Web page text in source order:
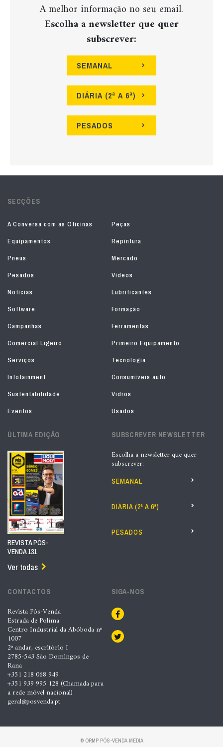
A melhor informação no seu email.
Escolha a newsletter que quer
subscrever:
SEMANAL
DIÁRIA (2ª A 6ª)
PESADOS
SECÇÕES
À Conversa com as Oficinas
Peças
Equipamentos
Repintura
Pneus
Mercado
Pesados
Vídeos
Notícias
Lubrificantes
Software
Formação
Campanhas
Ferramentas
Comercial Ligeiro
Primeiro Equipamento
Serviços
Tecnologia
Infotainment
Consumíveis auto
Sustentabilidade
Vidros
Eventos
Usados
ÚLTIMA EDIÇÃO
REVISTA PÓS-
VENDA 131
Ver todas
SUBSCREVER NEWSLETTER
Escolha a newsletter que quer
subscrever:
SEMANAL
DIÁRIA (2ª A 6ª)
PESADOS
CONTACTOS
Revista Pós-Venda
Estrada de Polima
Centro Industrial da Abóboda nº
1007
2º andar, escritório I
2785-543 São Domingos de
Rana
+351 218 068 949
+351 939 995 128 (Chamada para
a rede móvel nacional)
geral@posvenda.pt
SIGA-NOS
© ORMP PÓS-VENDA MEDIA